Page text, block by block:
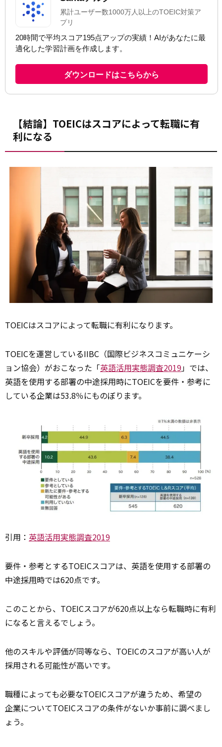
【結論】TOEICはスコアによって転職に有
利になる
TOEICはスコアによって転職に有利になります。
TOEICを運営しているIIBC（国際ビジネスコミュニケーシ
ョン協会）がおこなった「英語活用実態調査2019」では、
英語を使用する部署の中途採用時にTOEICを要件・参考に
している企業は53.8％にものぼります。
引用： 英語活用実態調査2019
要件・参考とするTOEICスコアは、英語を使用する部署の
中途採用時では620点です。
このことから、TOEICスコアが620点以上なら転職時に有利
になると言えるでしょう。
他のスキルや評価が同等なら、TOEICのスコアが高い人が
採用される可能性が高いです。
職種によっても必要なTOEICスコアが違うため、希望の
企業についてTOEICスコアの条件がないか事前に調べまし
ょう。